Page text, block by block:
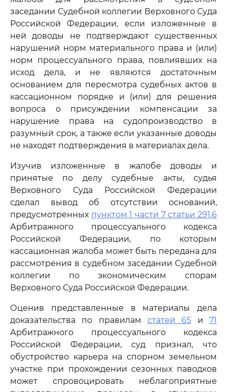
заседании Судебной коллегии Верховного Суда
Российской Федерации, если изложенные в
ней доводы не подтверждают существенных
нарушений норм материального права и (или)
норм процессуального права, повлиявших на
исход дела, и не являются достаточным
основанием для пересмотра судебных актов в
кассационном порядке и (или) для решения
вопроса о присуждении компенсации за
нарушение права на судопроизводство в
разумный срок, а также если указанные доводы
не находят подтверждения в материалах дела.
Изучив изложенные в жалобе доводы и
принятые по делу судебные акты, судья
Верховного Суда Российской Федерации
сделал вывод об отсутствии оснований,
предусмотренных пунктом 1 части 7 статьи 291.6
Арбитражного процессуального кодекса
Российской Федерации, по которым
кассационная жалоба может быть передана для
рассмотрения в судебном заседании Судебной
коллегии по экономическим спорам
Верховного Суда Российской Федерации.
Оценив представленные в материалы дела
доказательства по правилам статей 65 и71
Арбитражного процессуального кодекса
Российской Федерации, суд признал, что
обустройство карьера на спорном земельном
участке при прохождении сезонных паводков
может спровоцировать неблагоприятные